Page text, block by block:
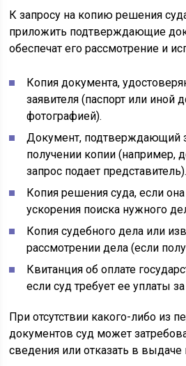
К запросу на копию решения
приложить подтверждающие
обеспечат его рассмотрение и
Копия документа,
заявителя (паспорт или иной
фотографией).
Документ, подтверждающий
получении копии (например,
запрос подает представитель).
Копия решения суда, если
ускорения поиска нужного
Копия судебного дела или
рассмотрении дела (если
Квитанция об оплате
если суд требует ее уплаты
При отсутствии какого-либо из
документов суд может
сведения или отказать в выдаче